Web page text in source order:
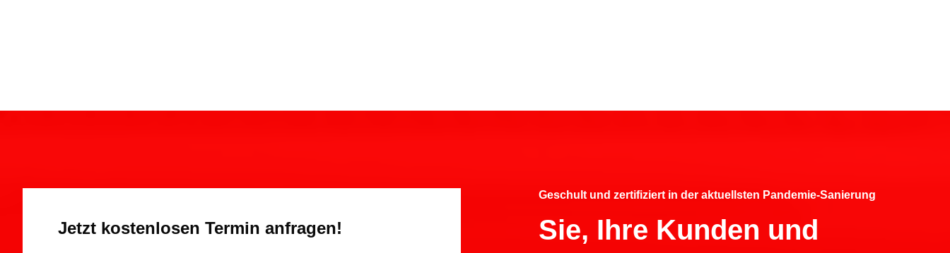
Jetzt kostenlosen Termin anfragen!
Geschult und zertifiziert in der aktuellsten Pandemie-Sanierung
Sie, Ihre Kunden und